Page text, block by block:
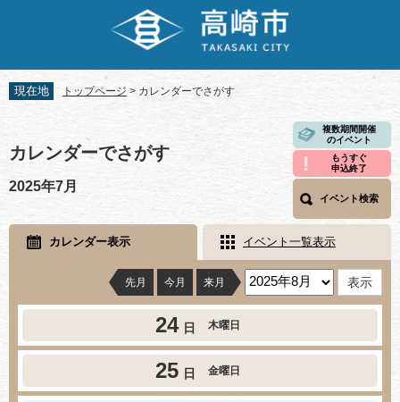
先
頭
を
飛
て
本
現在地 トップページ > カレンダーでさがす
文
カレンダーでさがす
複数期間開催
のイベント
もうすぐ
申込終了
イベント検索
2025年7月
カレンダー表示 イベント一覧表示
先月 今月 来月
24 日 木曜日
25 日 金曜日